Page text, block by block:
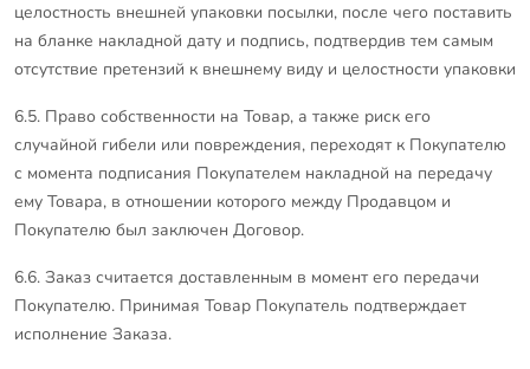
целостность внешней упаковки посылки, после чего поставить
на бланке накладной дату и подпись, подтвердив тем самым
отсутствие претензий к внешнему виду и целостности упаковки
6.5. Право собственности на Товар, а также риск его
случайной гибели или повреждения, переходят к Покупателю
с момента подписания Покупателем накладной на передачу
ему Товара, в отношении которого между Продавцом и
Покупателю был заключен Договор.
6.6. Заказ считается доставленным в момент его передачи
Покупателю. Принимая Товар Покупатель подтверждает
исполнение Заказа.